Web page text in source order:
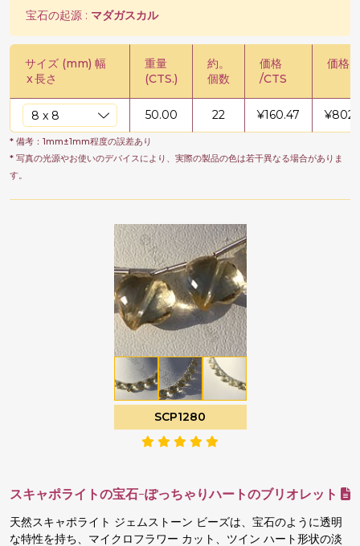
宝石の起源 : マダガスカル
サイズ (mm) 幅
x長さ
重量
(CTS.)
約。
個数
価格
/CTS
価格 /
50.00 22 ¥160.47 ¥
* 備考：1mm±1mm程度の誤差あり
* 写真の光源やお使いのデバイスにより、実際の製品の色は若干異なる場合がありま
す。
SCP1280
スキャポライトの宝石-ぽっちゃりハートのブリオレット
天然スキャポライト ジェムストーン ビーズは、宝石のように透明
な特性を持ち、マイクロフラワー カット、ツイン ハート形状の淡